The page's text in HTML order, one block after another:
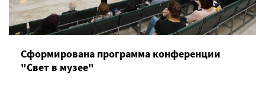
Сформирована программа конференции
"Свет в музее"